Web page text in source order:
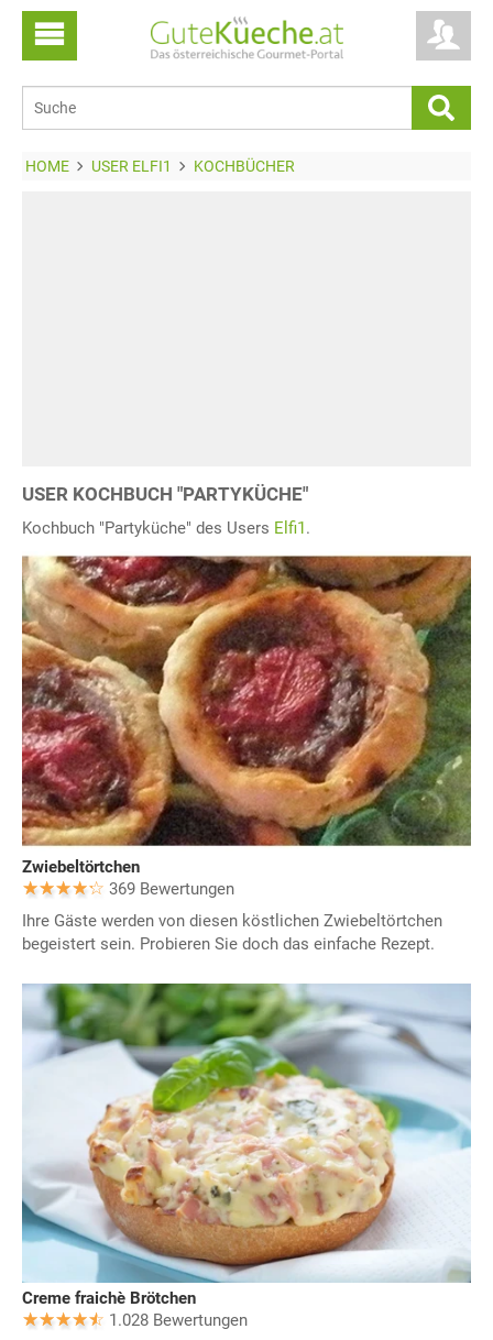
HOME USER ELFI1 KOCHBÜCHER
USER KOCHBUCH "PARTYKÜCHE"
Kochbuch "Partyküche" des Users Elfi1 .
Zwiebeltörtchen
369 Bewertungen
Ihre Gäste werden von diesen köstlichen Zwiebeltörtchen
begeistert sein. Probieren Sie doch das einfache Rezept.
Creme fraichè Brötchen
1.028 Bewertungen